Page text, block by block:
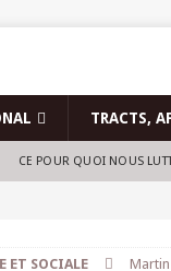
TRACTS,
CE POUR QUOI NOUS
ET SOCIALE
Martin